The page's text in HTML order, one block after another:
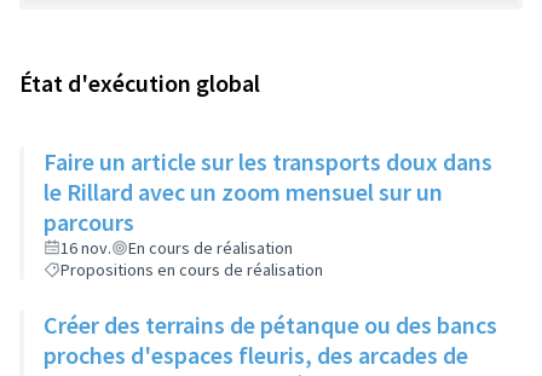
État d'exécution global
Faire un article sur les transports doux dans
le Rillard avec un zoom mensuel sur un
parcours
16 nov.
En cours de réalisation
Propositions en cours de réalisation
Créer des terrains de pétanque ou des bancs
proches d'espaces fleuris, des arcades de